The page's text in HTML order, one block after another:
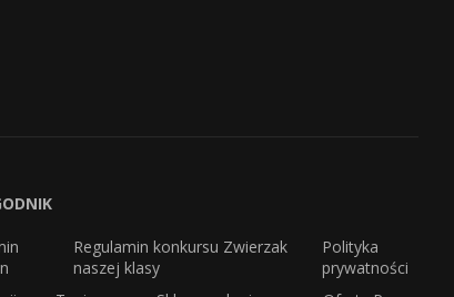
Regulamin konkursu Zwierzak
naszej klasy
Polityka
prywatności